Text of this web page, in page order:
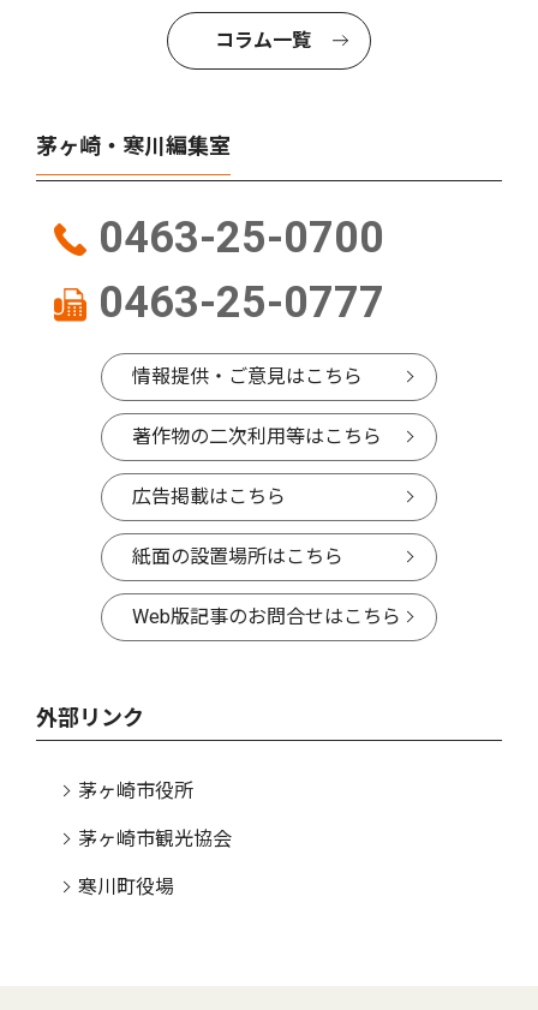
コラム一覧
茅ヶ崎・寒川編集室
0463-25-0700
0463-25-0777
情報提供・ご意見はこちら
著作物の二次利用等はこちら
広告掲載はこちら
紙面の設置場所はこちら
Web版記事のお問合せはこちら
外部リンク
茅ヶ崎市役所
茅ヶ崎市観光協会
寒川町役場